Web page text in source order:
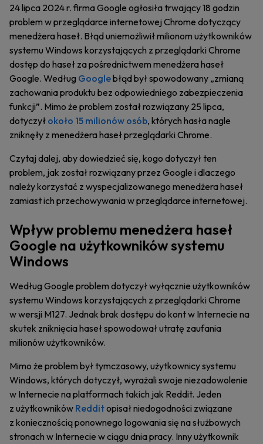
24 lipca 2024 r. firma Google ogłosiła trwający 18 godzin
problem w przeglądarce internetowej Chrome dotyczący
menedżera haseł. Błąd uniemożliwił milionom użytkowników
systemu Windows korzystających z przeglądarki Chrome
dostęp do haseł za pośrednictwem menedżera haseł
Google. Według Googlebłąd był spowodowany „zmianą
zachowania produktu bez odpowiedniego zabezpieczenia
funkcji”. Mimo że problem został rozwiązany 25 lipca,
dotyczył około 15 milionów osób, których hasła nagle
zniknęły z menedżera haseł przeglądarki Chrome.
Czytaj dalej, aby dowiedzieć się, kogo dotyczył ten
problem, jak został rozwiązany przez Google i dlaczego
należy korzystać z wyspecjalizowanego menedżera haseł
zamiast ich przechowywania w przeglądarce internetowej.
Wpływ problemu menedżera haseł
Google na użytkowników systemu
Windows
Według Google problem dotyczył wyłącznie użytkowników
systemu Windows korzystających z przeglądarki Chrome
w wersji M127. Jednak brak dostępu do kont w Internecie na
skutek zniknięcia haseł spowodował utratę zaufania
milionów użytkowników.
Mimo że problem był tymczasowy, użytkownicy systemu
Windows, których dotyczył, wyrażali swoje niezadowolenie
w Internecie na platformach takich jak Reddit. Jeden
z użytkowników Redditopisał niedogodności związane
z koniecznością ponownego logowania się na służbowych
stronach w Internecie w ciągu dnia pracy. Inny użytkownik